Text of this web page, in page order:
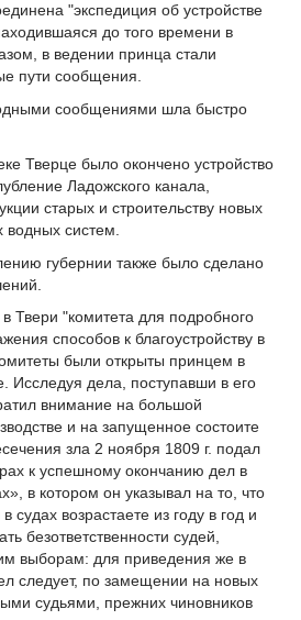
"экспедиция об устройстве
до того времени в
в ведении принца стали
пути сообщения.
сообщениями шла быстро
Тверце было окончено устройство
Ладожского канала,
старых и строительству новых
водных систем.
губернии также было сделано
Твери "комитета для подробного
способов к благоустройству в
были открыты принцем в
Исследуя дела, поступавши в его
внимание на большой
и на запущенное состоите
зла 2 ноября 1809 г. подал
к успешному окончанию дел в
в котором он указывал на то, что
возрастаете из году в год и
безответственности судей,
выборам: для приведения же в
следует, по замещении на новых
судьями, прежних чиновников